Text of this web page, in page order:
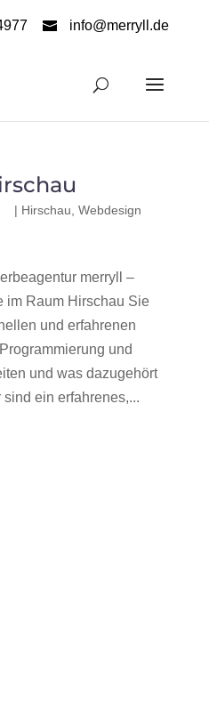
info@merryll.de
| Hirschau Webdesign
merryll –
im Raum Hirschau Sie
und erfahrenen
und
und was dazugehört
ein erfahrenes,...